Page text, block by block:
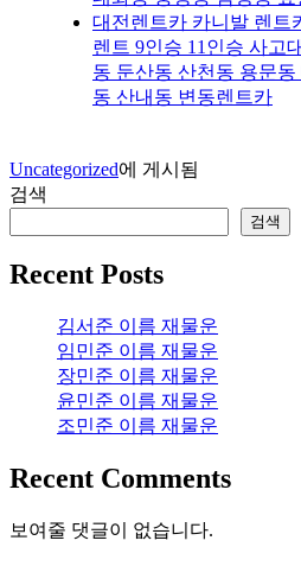
대전렌트카 카니발 렌트
렌트 9인승 11인승 사고
동 둔산동 산천동 용문
동 산내동 변동렌트카
Uncategorized에 게시됨
검색
검색
Recent Posts
김서준 이름 재물운
임민준 이름 재물운
장민준 이름 재물운
윤민준 이름 재물운
조민준 이름 재물운
Recent Comments
보여줄 댓글이 없습니다.